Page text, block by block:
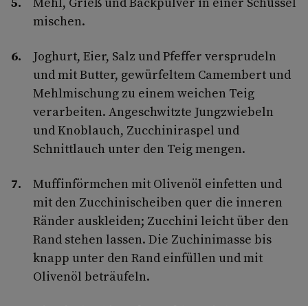
mischen.
Joghurt, Eier, Salz und Pfeffer versprudeln
und mit Butter, gewürfeltem Camembert und
Mehlmischung zu einem weichen Teig
verarbeiten. Angeschwitzte Jungzwiebeln
und Knoblauch, Zucchiniraspel und
Schnittlauch unter den Teig mengen.
Muffinförmchen mit Olivenöl einfetten und
mit den Zucchinischeiben quer die inneren
Ränder auskleiden; Zucchini leicht über den
Rand stehen lassen. Die Zuchinimasse bis
knapp unter den Rand einfüllen und mit
Olivenöl beträufeln.